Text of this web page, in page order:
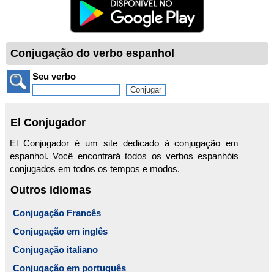
Conjugação do verbo espanhol
Seu verbo
El Conjugador
El Conjugador é um site dedicado à conjugação em
espanhol. Você encontrará todos os verbos espanhóis
conjugados em todos os tempos e modos.
Outros idiomas
Conjugação Francês
Conjugação em inglês
Conjugação italiano
Conjugação em português